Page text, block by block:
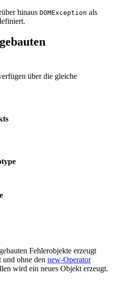
hinaus DOMException als
über die gleiche
Fehlerobjekte erzeugt
und ohne den new-Operator
wird ein neues Objekt erzeugt.